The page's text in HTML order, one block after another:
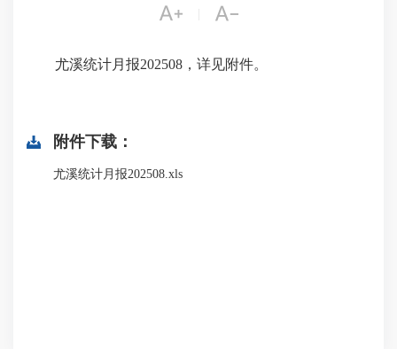
 
尤溪统计月报202508，详见附件。
附件下载：
尤溪统计月报202508.xls